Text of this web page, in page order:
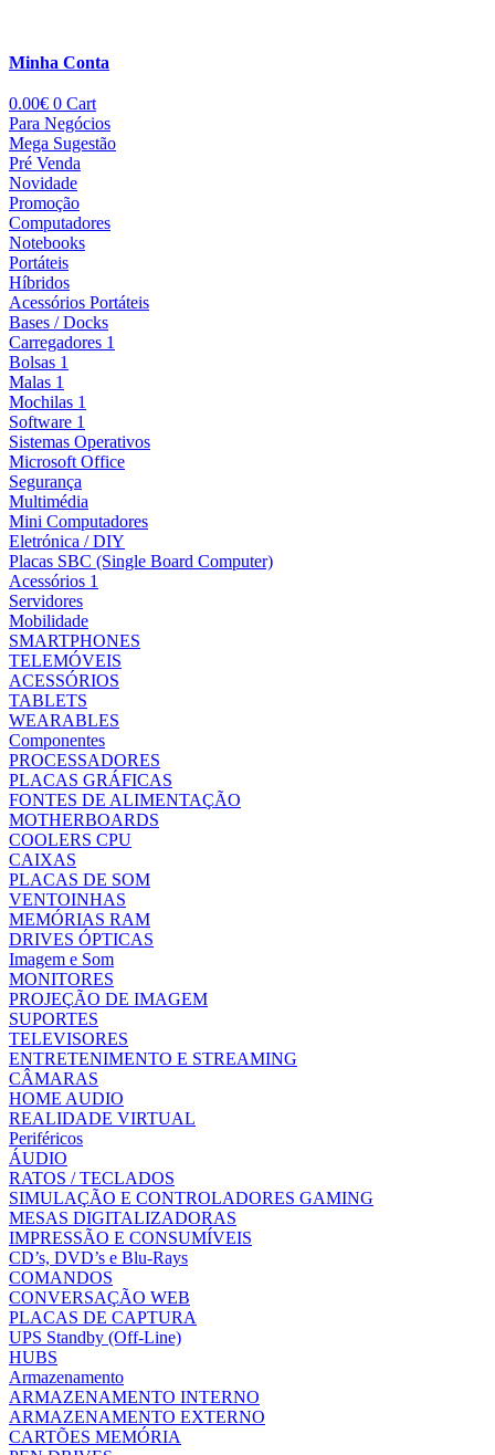
Minha Conta
0.00€ 0 Cart
Para Negócios
Mega Sugestão
Pré Venda
Novidade
Promoção
Computadores
Notebooks
Portáteis
Híbridos
Acessórios Portáteis
Bases / Docks
Carregadores 1
Bolsas 1
Malas 1
Mochilas 1
Software 1
Sistemas Operativos
Microsoft Office
Segurança
Multimédia
Mini Computadores
Eletrónica / DIY
Placas SBC (Single Board Computer)
Acessórios 1
Servidores
Mobilidade
SMARTPHONES
TELEMÓVEIS
ACESSÓRIOS
TABLETS
WEARABLES
Componentes
PROCESSADORES
PLACAS GRÁFICAS
FONTES DE ALIMENTAÇÃO
MOTHERBOARDS
COOLERS CPU
CAIXAS
PLACAS DE SOM
VENTOINHAS
MEMÓRIAS RAM
DRIVES ÓPTICAS
Imagem e Som
MONITORES
PROJEÇÃO DE IMAGEM
SUPORTES
TELEVISORES
ENTRETENIMENTO E STREAMING
CÂMARAS
HOME AUDIO
REALIDADE VIRTUAL
Periféricos
ÁUDIO
RATOS / TECLADOS
SIMULAÇÃO E CONTROLADORES GAMING
MESAS DIGITALIZADORAS
IMPRESSÃO E CONSUMÍVEIS
CD’s, DVD’s e Blu-Rays
COMANDOS
CONVERSAÇÃO WEB
PLACAS DE CAPTURA
UPS Standby (Off-Line)
HUBS
Armazenamento
ARMAZENAMENTO INTERNO
ARMAZENAMENTO EXTERNO
CARTÕES MEMÓRIA